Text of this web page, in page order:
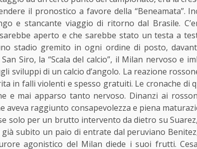
il pronostico a favore della “Beneamata”.
e stancante viaggio di ritorno dal Brasile.
aperto e che sarebbe stato un testa a
stadio gremito in ogni ordine di posto,
Siro, la “Scala del calcio”, il Milan nervoso e
sviluppi di un calcio d’angolo. La reazione
in falli violenti e spesso gratuiti. Le cronache di
e mai apparso tanto nervoso. Dinanzi ai
aveva raggiunto consapevolezza e piena
solo per un brutto intervento da dietro su
subito un paio di entrate dal peruviano
agonistico del Milan diede i suoi frutti.